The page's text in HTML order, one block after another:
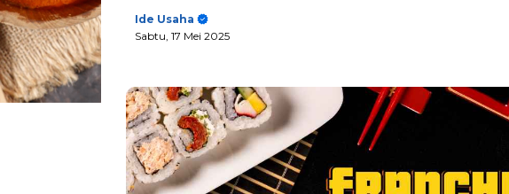
Ide Usaha
Sabtu, 17 Mei 2025